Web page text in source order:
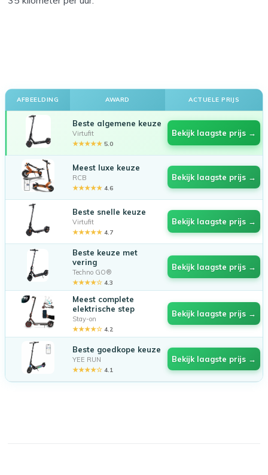
AFBEELDING AWARD ACTUELE PRIJS
Beste algemene keuze
Virtufit
★★★★★ 5.0
Bekijk laagste prijs →
Meest luxe keuze
RCB
★★★★★ 4.6
Bekijk laagste prijs →
Beste snelle keuze
Virtufit
★★★★★ 4.7
Bekijk laagste prijs →
Beste keuze met
vering
Techno GO®
★★★★☆ 4.3
Bekijk laagste prijs →
Meest complete
elektrische step
Stay-on
★★★★☆ 4.2
Bekijk laagste prijs →
Beste goedkope keuze
YEE RUN
★★★★☆ 4.1
Bekijk laagste prijs →